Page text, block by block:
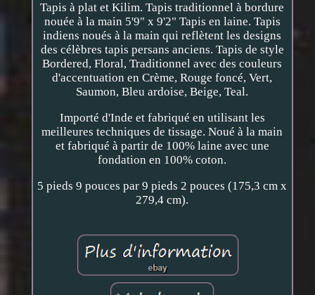
Tapis à plat et Kilim. Tapis traditionnel à bordure
nouée à la main 5'9" x 9'2" Tapis en laine. Tapis
indiens noués à la main qui reflètent les designs
des célèbres tapis persans anciens. Tapis de style
Bordered, Floral, Traditionnel avec des couleurs
d'accentuation en Crème, Rouge foncé, Vert,
Saumon, Bleu ardoise, Beige, Teal.
Importé d'Inde et fabriqué en utilisant les
meilleures techniques de tissage. Noué à la main
et fabriqué à partir de 100% laine avec une
fondation en 100% coton.
5 pieds 9 pouces par 9 pieds 2 pouces (175,3 cm x
279,4 cm).